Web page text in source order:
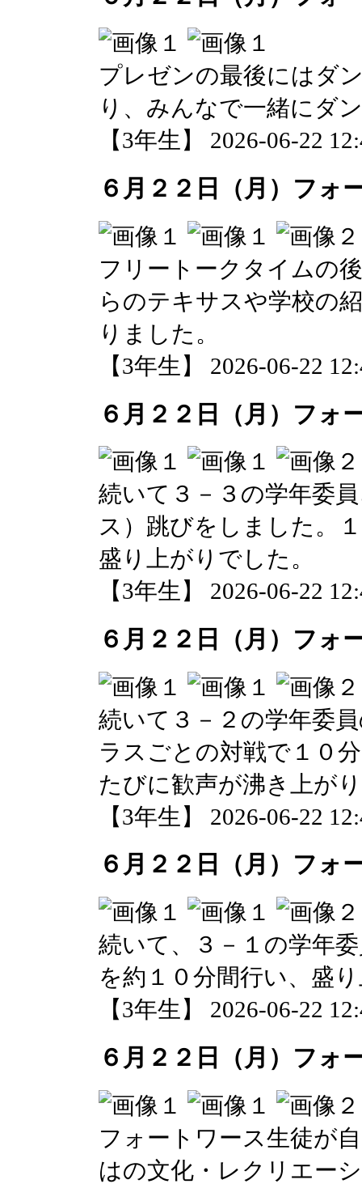
プレゼンの最後にはダ
り、みんなで一緒にダ
【3年生】 2026-06-22
６月２２日（月）フォ
フリートークタイムの
らのテキサスや学校の
りました。
【3年生】 2026-06-22
６月２２日（月）フォ
続いて３－３の学年委
ス）跳びをしました。
盛り上がりでした。
【3年生】 2026-06-22
６月２２日（月）フォ
続いて３－２の学年委
ラスごとの対戦で１０
たびに歓声が沸き上が
【3年生】 2026-06-22
６月２２日（月）フォ
続いて、３－１の学年
を約１０分間行い、盛
【3年生】 2026-06-22
６月２２日（月）フォ
フォートワース生徒が
はの文化・レクリエー